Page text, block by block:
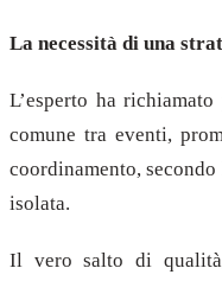
La necessità di una
L’esperto ha
comune tra eventi,
coordinamento,
isolata.
Il vero salto di